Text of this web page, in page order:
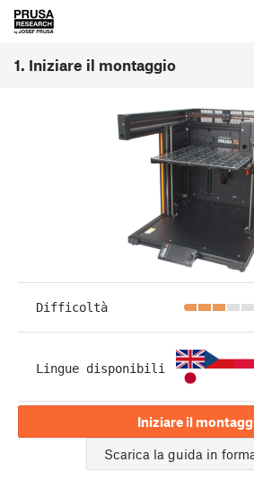
1. Iniziare il montaggio
Difficoltà
Lingue disponibili
Iniziare il
Scarica la guida in